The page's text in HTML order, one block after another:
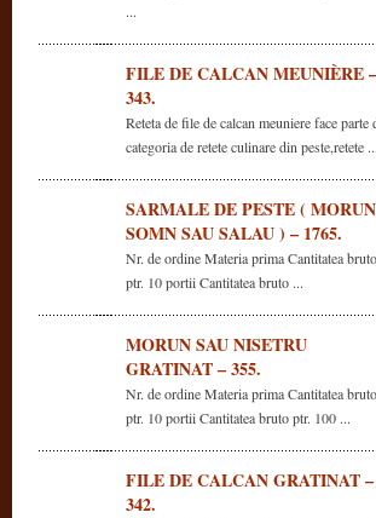
...
FILE DE CALCAN MEUNIÈRE –
343.
Reteta de file de calcan meuniere face parte
categoria de retete culinare din peste,retete ...
SARMALE DE PESTE (
SOMN SAU SALAU ) – 1765.
Nr. de ordine Materia prima Cantitatea bruto
ptr. 10 portii Cantitatea bruto ...
MORUN SAU NISETRU
GRATINAT – 355.
Nr. de ordine Materia prima Cantitatea bruto
ptr. 10 portii Cantitatea bruto ptr. 100 ...
FILE DE CALCAN GRATINAT –
342.